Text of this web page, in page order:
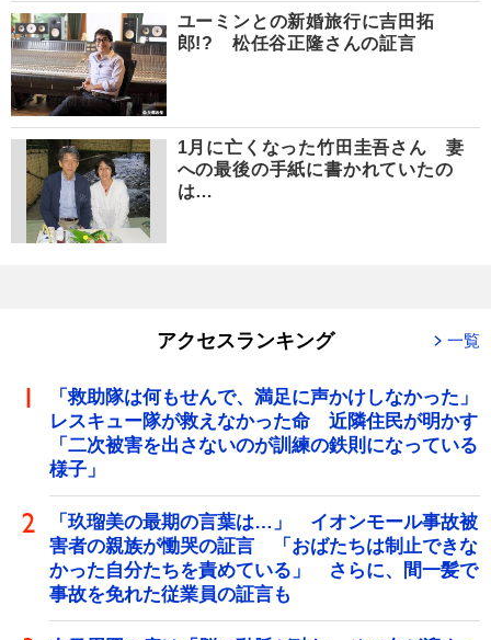
ユーミンとの新婚旅行に吉田拓
郎!? 松任谷正隆さんの証言
1月に亡くなった竹田圭吾さん 妻
への最後の手紙に書かれていたの
は…
アクセスランキング 一覧
「救助隊は何もせんで、満足に声かけしなかった」
レスキュー隊が救えなかった命 近隣住民が明かす
「二次被害を出さないのが訓練の鉄則になっている
様子」
「玖瑠美の最期の言葉は…」 イオンモール事故被
害者の親族が慟哭の証言 「おばたちは制止できな
かった自分たちを責めている」 さらに、間一髪で
事故を免れた従業員の証言も